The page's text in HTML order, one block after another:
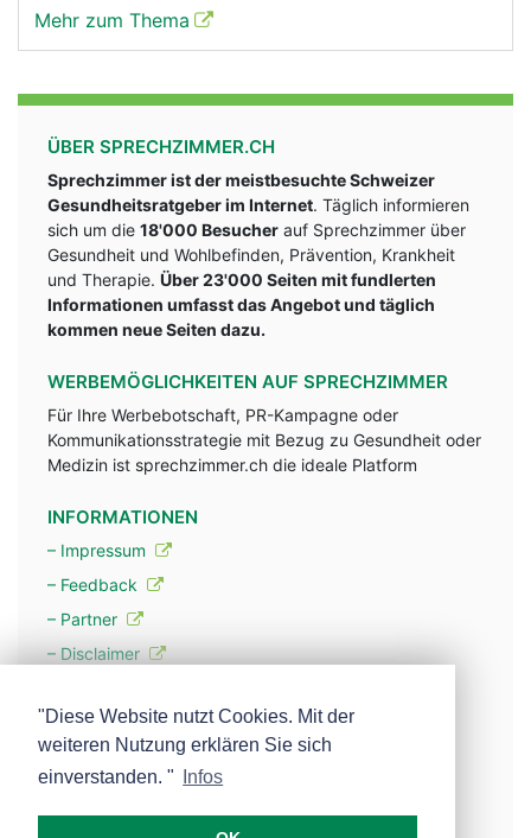
Mehr zum Thema
ÜBER SPRECHZIMMER.CH
Sprechzimmer ist der meistbesuchte Schweizer
Gesundheitsratgeber im Internet. Täglich informieren
sich um die 18'000 Besucher auf Sprechzimmer über
Gesundheit und Wohlbefinden, Prävention, Krankheit
und Therapie. Über 23'000 Seiten mit fundlerten
Informationen umfasst das Angebot und täglich
kommen neue Seiten dazu.
WERBEMÖGLICHKEITEN AUF SPRECHZIMMER
Für Ihre Werbebotschaft, PR-Kampagne oder
Kommunikationsstrategie mit Bezug zu Gesundheit oder
Medizin ist sprechzimmer.ch die ideale Platform
INFORMATIONEN
– Impressum
– Feedback
– Partner
– Disclaimer
– Werbung
– Mehr über unsere Experten
"Diese Website nutzt Cookies. Mit der
weiteren Nutzung erklären Sie sich
einverstanden. "
Infos